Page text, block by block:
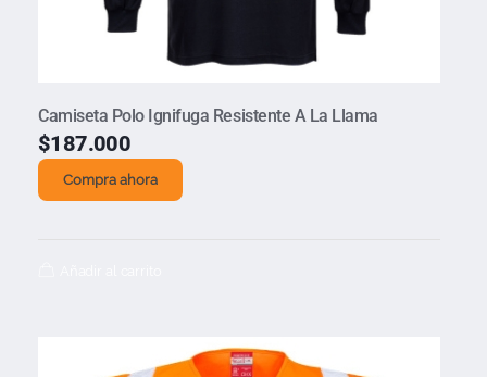
Camiseta Polo Ignifuga Resistente A La Llama
$187.000
Compra ahora